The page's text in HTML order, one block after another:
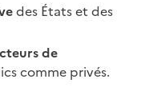
des États et des
de
comme privés.